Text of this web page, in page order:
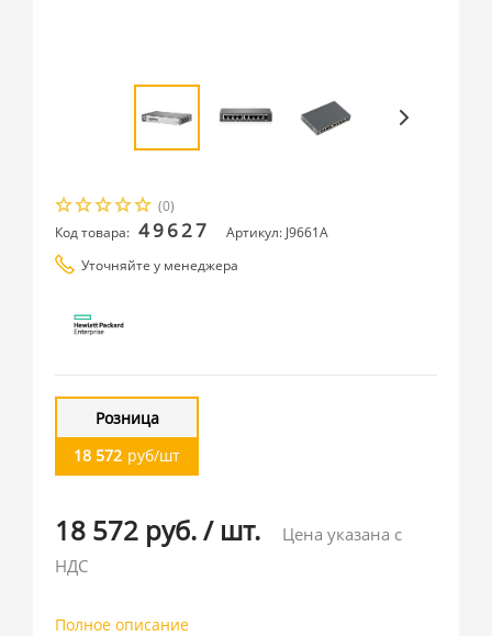
(0)
Код товара: 49627
Артикул: J9661A
Уточняйте у менеджера
Розница
18 572 руб/шт
18 572 руб./ шт.
Цена указана с
НДС
Полное описание